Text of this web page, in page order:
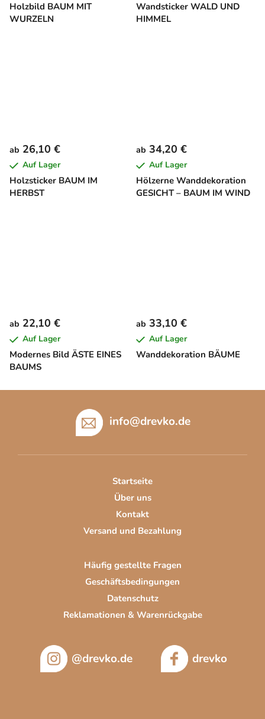
Holzbild BAUM MIT
WURZELN
Wandsticker WALD UND
HIMMEL
Holzsticker BAUM IM
HERBST
ab 26,10 €
Auf Lager
Hölzerne Wanddekoration
GESICHT – BAUM IM WIND
ab 34,20 €
Auf Lager
Modernes Bild ÄSTE EINES
BAUMS
ab 22,10 €
Auf Lager
Wanddekoration BÄUME
ab 33,10 €
Auf Lager
info@drevko.de
Startseite
Über uns
Kontakt
Versand und Bezahlung
Häufig gestellte Fragen
Geschäftsbedingungen
Datenschutz
Reklamationen & Warenrückgabe
@drevko.de drevko